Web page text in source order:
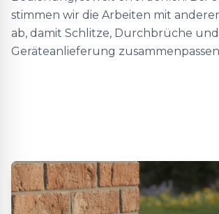
stimmen wir die Arbeiten mit
ab, damit Schlitze, Durchbrüche und
Geräteanlieferung